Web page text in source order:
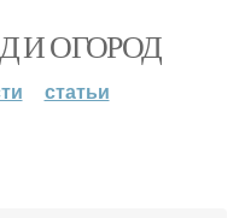
И ОГОРОД
статьи